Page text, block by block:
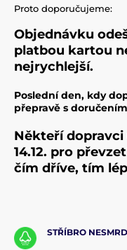
Proto doporučujeme:
Objednávku
platbou kartou
nejrychlejší.
Poslední den, kdy
přepravě s doručením
Někteří
14.12. pro
čím dříve, tím
STŘÍBRO